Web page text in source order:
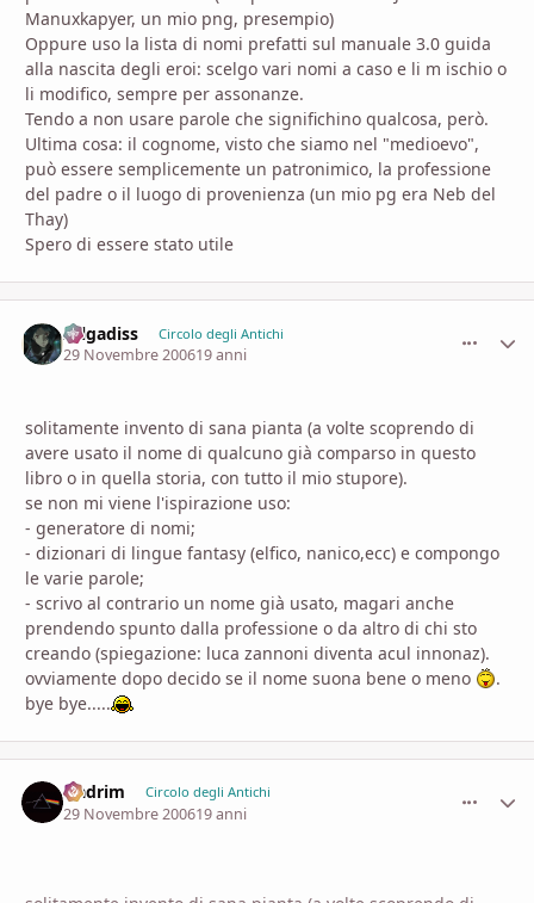
Manuxkapyer, un mio png, presempio)
Oppure uso la lista di nomi prefatti sul manuale 3.0 guida
alla nascita degli eroi: scelgo vari nomi a caso e li m ischio o
li modifico, sempre per assonanze.
Tendo a non usare parole che significhino qualcosa, però.
Ultima cosa: il cognome, visto che siamo nel "medioevo",
può essere semplicemente un patronimico, la professione
del padre o il luogo di provenienza (un mio pg era Neb del
Thay)
Spero di essere stato utile
zelgadiss Circolo degli Antichi
29 Novembre 200619 anni
solitamente invento di sana pianta (a volte scoprendo di
avere usato il nome di qualcuno già comparso in questo
libro o in quella storia, con tutto il mio stupore).
se non mi viene l'ispirazione uso:
- generatore di nomi;
- dizionari di lingue fantasy (elfico, nanico,ecc) e compongo
le varie parole;
- scrivo al contrario un nome già usato, magari anche
prendendo spunto dalla professione o da altro di chi sto
creando (spiegazione: luca zannoni diventa acul innonaz).
ovviamente dopo decido se il nome suona bene o meno
.
bye bye.....
Nadrim Circolo degli Antichi
29 Novembre 200619 anni